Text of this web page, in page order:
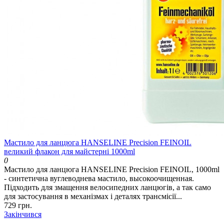
Мастило для ланцюга HANSELINE Precision FEINOIL
великий флакон для майстерні 1000ml
0
Мастило для ланцюга HANSELINE Precision FEINOIL, 1000ml
- синтетична вуглеводнева мастило, высокоочищенная.
Підходить для змащення велосипедних ланцюгів, а так само
для застосування в механізмах і деталях трансмісії...
729 грн.
Закінчився